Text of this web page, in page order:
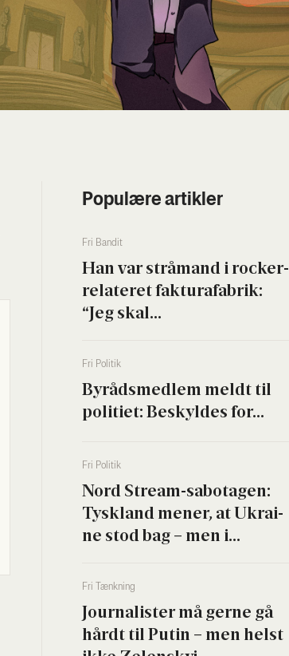
Populære artikler
Fri Ban­dit
Han var strå­mand i rock­er­
re­la­te­ret fak­tura­fa­brik:
“Jeg skal...
Fri Poli­tik
Byrå­ds­med­lem meldt til
poli­ti­et: Beskyl­des for...
Fri Poli­tik
Nord Stream-sabo­ta­gen:
Tys­kland mener, at Ukrai­
ne stod bag – men i...
Fri Tænk­ning
Jour­na­li­ster må ger­ne gå
hårdt til Putin – men helst